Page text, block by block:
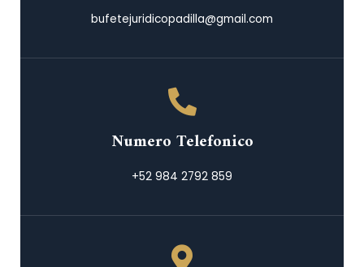
bufetejuridicopadilla@gmail.com
Numero Telefonico
+52 984 2792 859